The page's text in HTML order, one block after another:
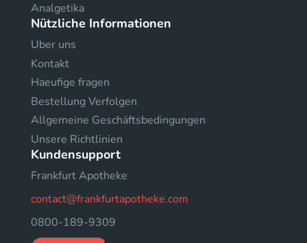
Analgetika
Nützliche Informationen
Uber uns
Kontakt
Haeufige fragen
Bestellung Verfolgen
Allgemeine Geschäftsbedingungen
Unsere Richtlinien
Kundensupport
Frankfurt Apotheke
contact@frankfurtapotheke.com
0800-189-9309